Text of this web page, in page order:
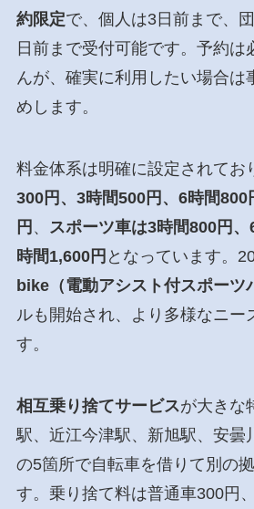
約限定で、個人は3日前まで、
日前まで受付可能です。予約は
んが、確実に利用したい場合は
めします。
料金体系は明確に設定されてお
300円、3時間500円、6時間800
円 、
スポーツ車は3時間800円
時間1,600円 となっています。
bike（電動アシスト付スポーツ
ルも開始され、より多様なニー
す。
相互乗り捨てサービスが大きな
駅、近江今津駅、新旭駅、安曇
の5箇所で自転車を借りて別の
す。乗り捨て料は普通車300円